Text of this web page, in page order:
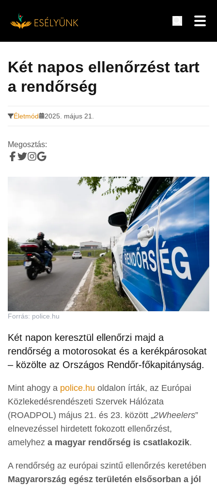
tartalomra
Két napos ellenőrzést tart
a rendőrség
Életmód 2025. május 21.
Megosztás:
Forrás: police.hu
Két napon keresztül ellenőrzi majd a
rendőrség a motorosokat és a kerékpárosokat
– közölte az Országos Rendőr-főkapitányság.
Mint ahogy a police.hu oldalon írták, az Európai
Közlekedésrendészeti Szervek Hálózata
(ROADPOL) május 21. és 23. között „2Wheelers”
elnevezéssel hirdetett fokozott ellenőrzést,
amelyhez a magyar rendőrség is csatlakozik.
A rendőrség az európai szintű ellenőrzés keretében
Magyarország egész területén elsősorban a jól